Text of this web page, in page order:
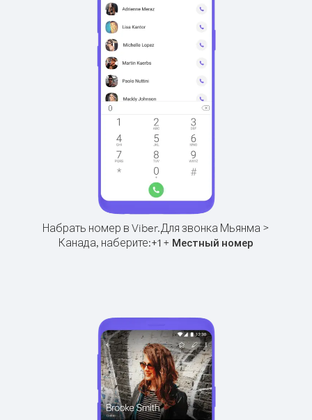
Набрать номер в Viber.Для звонка Мьянма >
Канада, наберите:+1 + Местный номер